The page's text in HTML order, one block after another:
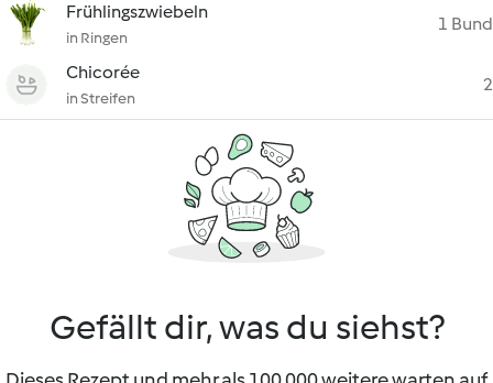
Frühlingszwiebeln
in Ringen
1 Bund
Chicorée
in Streifen
2
Gefällt dir, was du siehst?